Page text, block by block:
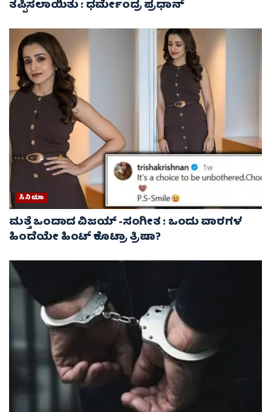
ತಪ್ಪಿಸಲಾಯಿತು : ಧರ್ಮೇಂದ್ರ ಪ್ರಧಾನ್
ಸಿನಿಮಾ
ಮತ್ತೆ ಒಂದಾದ ವಿಜಯ್ -ಸಂಗೀತ : ಒಂದು ವಾರಗಳ
ಹಿಂದೆಯೇ ಹಿಂಟ್ ಕೊಟ್ರಾ ತ್ರಿಷಾ?